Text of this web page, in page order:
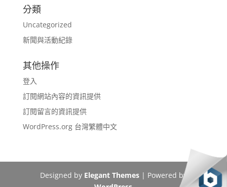
分類
Uncategorized
新聞與活動紀錄
其他操作
登入
訂閱網站內容的資訊提供
訂閱留言的資訊提供
WordPress.org 台灣繁體中文
Designed by Elegant Themes| Powered by